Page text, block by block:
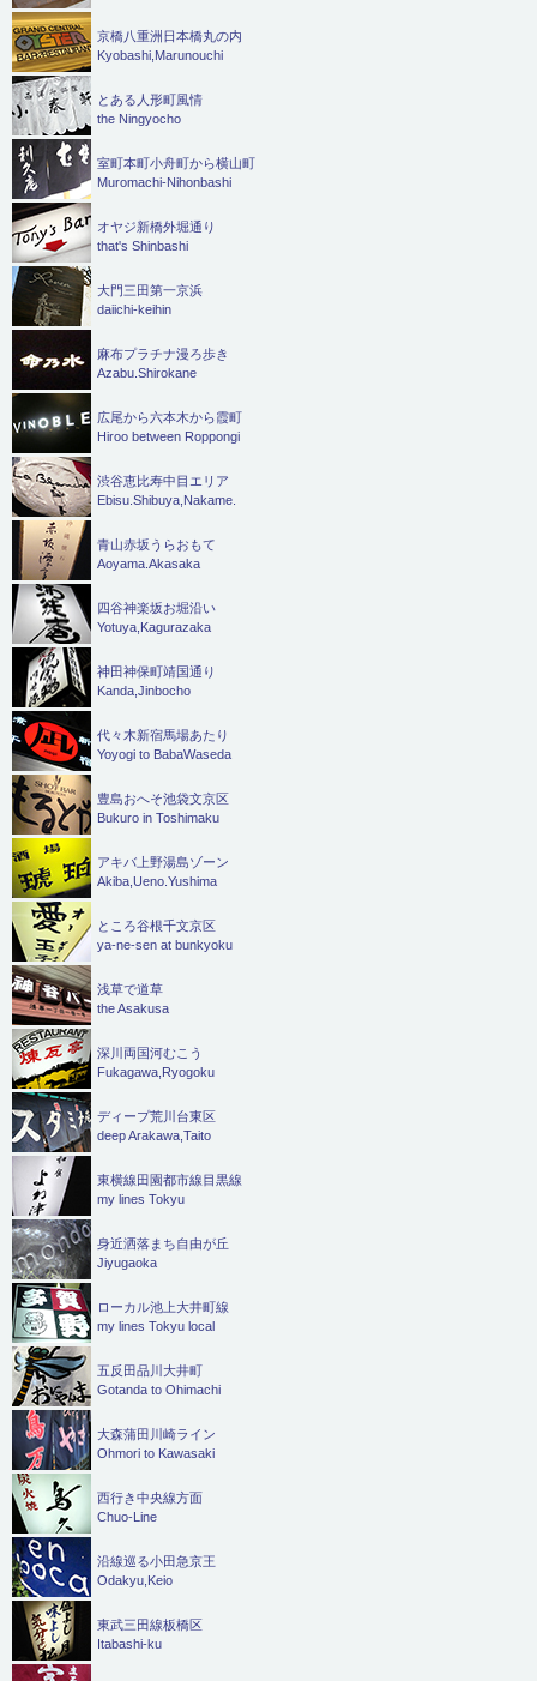
京橋八重洲日本橋丸の内
Kyobashi,Marunouchi
とある人形町風情
the Ningyocho
室町本町小舟町から横山町
Muromachi-Nihonbashi
オヤジ新橋外堀通り
that's Shinbashi
大門三田第一京浜
daiichi-keihin
麻布プラチナ漫ろ歩き
Azabu.Shirokane
広尾から六本木から霞町
Hiroo between Roppongi
渋谷恵比寿中目エリア
Ebisu.Shibuya,Nakame.
青山赤坂うらおもて
Aoyama.Akasaka
四谷神楽坂お堀沿い
Yotuya,Kagurazaka
神田神保町靖国通り
Kanda,Jinbocho
代々木新宿馬場あたり
Yoyogi to BabaWaseda
豊島おへそ池袋文京区
Bukuro in Toshimaku
アキバ上野湯島ゾーン
Akiba,Ueno.Yushima
ところ谷根千文京区
ya-ne-sen at bunkyoku
浅草で道草
the Asakusa
深川両国河むこう
Fukagawa,Ryogoku
ディープ荒川台東区
deep Arakawa,Taito
東横線田園都市線目黒線
my lines Tokyu
身近洒落まち自由が丘
Jiyugaoka
ローカル池上大井町線
my lines Tokyu local
五反田品川大井町
Gotanda to Ohimachi
大森蒲田川崎ライン
Ohmori to Kawasaki
西行き中央線方面
Chuo-Line
沿線巡る小田急京王
Odakyu,Keio
東武三田線板橋区
Itabashi-ku